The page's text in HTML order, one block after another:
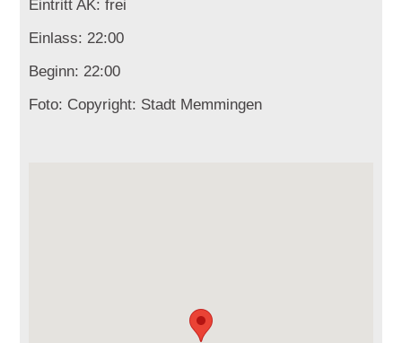
Eintritt AK: frei
Einlass: 22:00
Beginn: 22:00
Foto: Copyright: Stadt Memmingen